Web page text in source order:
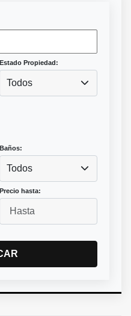
Estado Propiedad:
Todos
Baños:
Todos
Precio hasta: